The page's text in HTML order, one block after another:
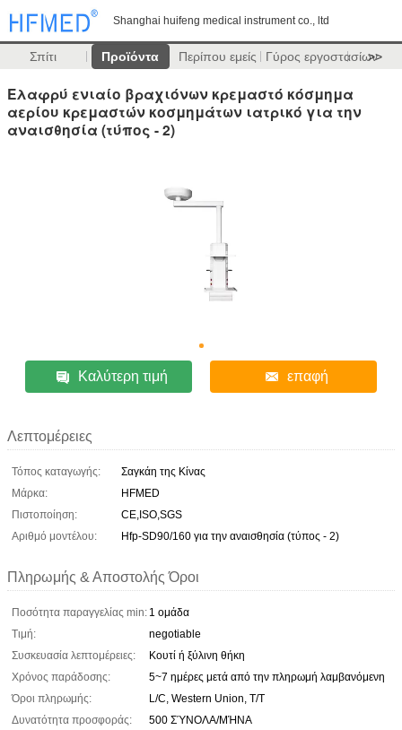
Shanghai huifeng medical instrument co., ltd
Σπίτι Προϊόντα Περίπου εμείς Γύρος εργοστασίων
>>
Ελαφρύ ενιαίο βραχιόνων κρεμαστό κόσμημα
αερίου κρεμαστών κοσμημάτων ιατρικό για την
αναισθησία (τύπος - 2)
Καλύτερη τιμή επαφή
Λεπτομέρειες
Τόπος καταγωγής:
Σαγκάη της Κίνας
Μάρκα:
HFMED
Πιστοποίηση:
CE,ISO,SGS
Αριθμό μοντέλου:
Hfp-SD90/160 για την αναισθησία (τύπος - 2)
Πληρωμής & Αποστολής Όροι
Ποσότητα παραγγελίας min: 1 ομάδα
Τιμή:
negotiable
Συσκευασία λεπτομέρειες:
Κουτί ή ξύλινη θήκη
Χρόνος παράδοσης:
5~7 ημέρες μετά από την πληρωμή λαμβανόμενη
Όροι πληρωμής:
L/C, Western Union, T/T
Δυνατότητα προσφοράς:
500 ΣΎΝΟΛΑ/ΜΉΝΑ